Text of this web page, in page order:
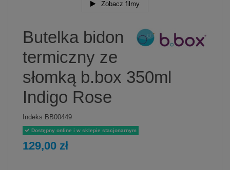
Zobacz filmy
Butelka bidon
termiczny ze
słomką b.box 350ml
Indigo Rose
Indeks BB00449
Dostępny online i w sklepie stacjonarnym
129,00 zł